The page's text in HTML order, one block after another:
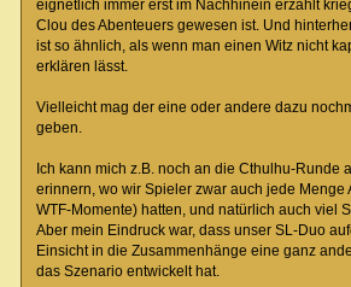
eignetlich immer erst im Nachhinein erzählt
Clou des Abenteuers gewesen ist. Und
ist so ähnlich, als wenn man einen Witz nicht
erklären lässt.
Vielleicht mag der eine oder andere dazu
geben.
Ich kann mich z.B. noch an die Cthulhu-Runde
erinnern, wo wir Spieler zwar auch jede Menge
WTF-Momente) hatten, und natürlich auch viel
Aber mein Eindruck war, dass unser SL-Duo
Einsicht in die Zusammenhänge eine ganz
das Szenario entwickelt hat.